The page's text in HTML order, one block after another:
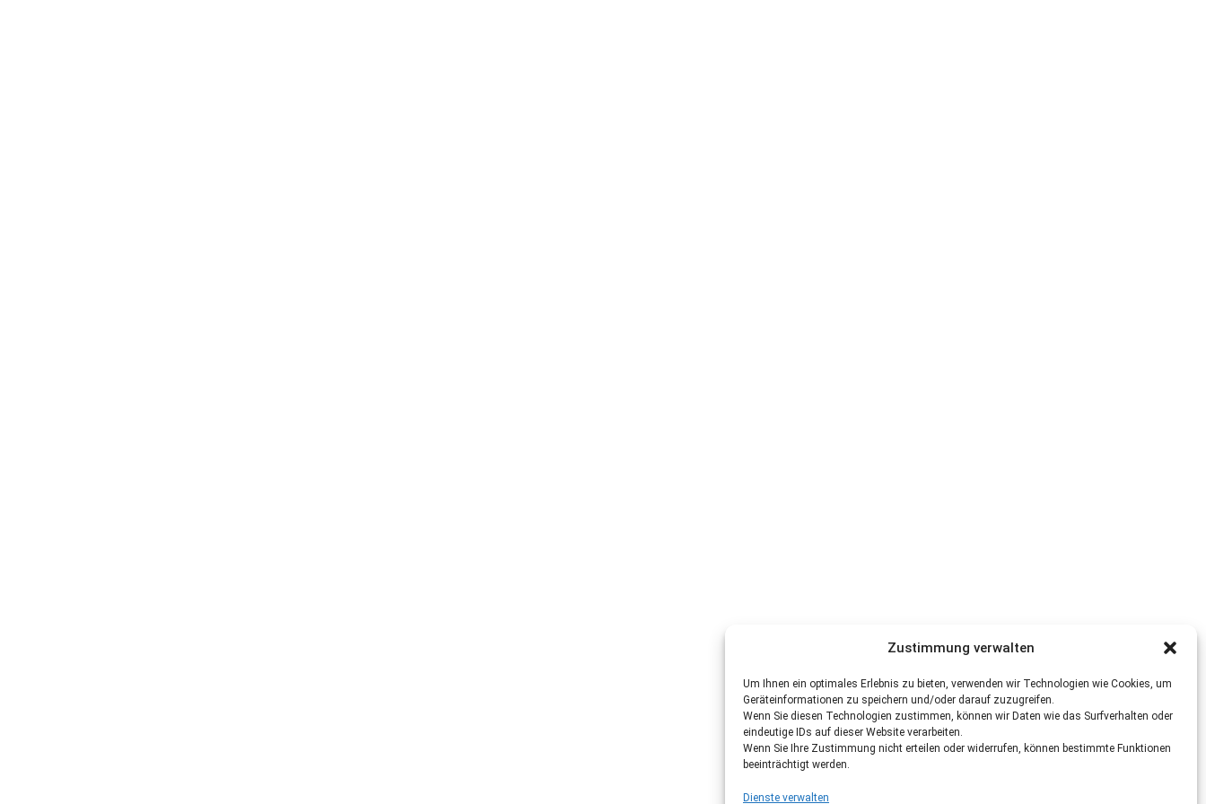
Zustimmung verwalten
Um Ihnen ein optimales Erlebnis zu bieten, verwenden wir Technologien wie Cookies, um
Geräteinformationen zu speichern und/oder darauf zuzugreifen.
Wenn Sie diesen Technologien zustimmen, können wir Daten wie das Surfverhalten oder
eindeutige IDs auf dieser Website verarbeiten.
Wenn Sie Ihre Zustimmung nicht erteilen oder widerrufen, können bestimmte Funktionen
beeinträchtigt werden.
Dienste verwalten